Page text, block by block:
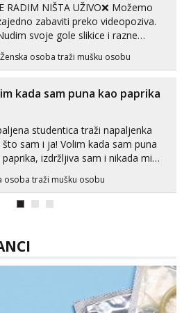
NIŠTA UŽIVO❌ Možemo
zabaviti preko videopoziva.
svoje gole slikice i razne
🤩 Za online zabavu pošalji
na Whatsapp, Telegram ili Viber.
možeš me vidjeti na
videopozivu. 😉 S vama sam vec 5 ...
Ženska osoba traži mušku osobu
kada sam puna kao paprika
studentica traži napaljenka
što sam i ja! Volim kada sam puna
izdržljiva sam i nikada mi
dnevno bilo kad i bilo gdje zato se
što prije da me isprobaš Klikni na
osoba traži mušku osobu